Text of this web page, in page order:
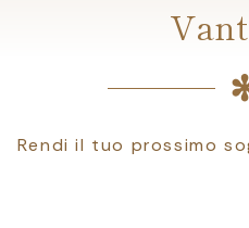
Rendi il tuo prossimo